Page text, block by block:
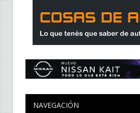
NAVEGACIÓN